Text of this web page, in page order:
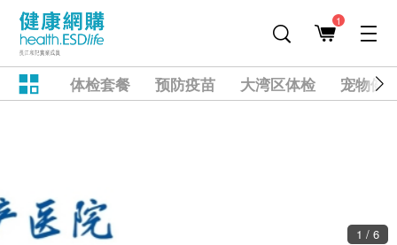
1
体检套餐 预防疫苗 大湾区体检 宠物健
2 / 6